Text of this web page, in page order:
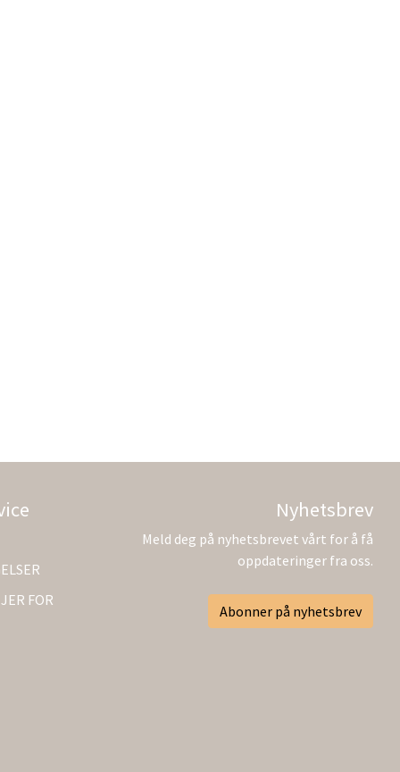
FOR
Nyhetsbrev
Meld deg på nyhetsbrevet vårt for å få
oppdateringer fra oss.
Abonner på nyhetsbrev